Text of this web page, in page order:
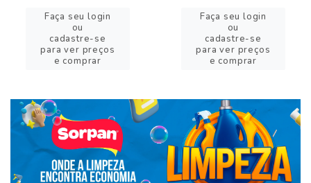
Faça seu login
ou
cadastre-se
para ver preços
e comprar
Faça seu login
ou
cadastre-se
para ver preços
e comprar